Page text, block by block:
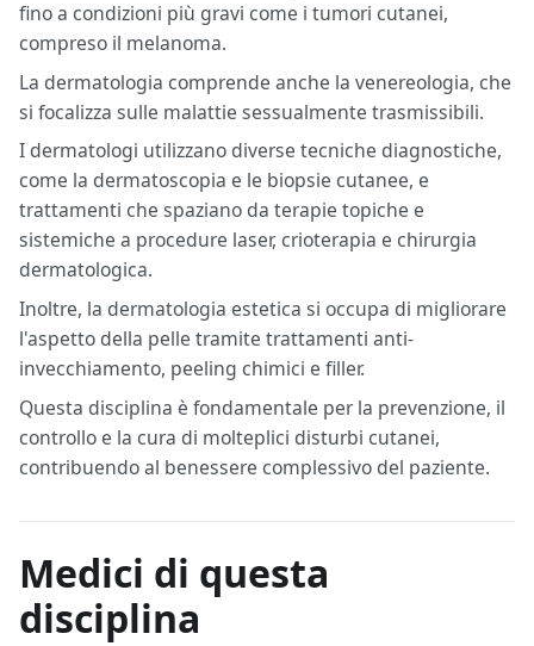
fino a condizioni più gravi come i tumori cutanei,
compreso il melanoma.
La dermatologia comprende anche la venereologia, che
si focalizza sulle malattie sessualmente trasmissibili.
I dermatologi utilizzano diverse tecniche diagnostiche,
come la dermatoscopia e le biopsie cutanee, e
trattamenti che spaziano da terapie topiche e
sistemiche a procedure laser, crioterapia e chirurgia
dermatologica.
Inoltre, la dermatologia estetica si occupa di migliorare
l'aspetto della pelle tramite trattamenti anti-
invecchiamento, peeling chimici e filler.
Questa disciplina è fondamentale per la prevenzione, il
controllo e la cura di molteplici disturbi cutanei,
contribuendo al benessere complessivo del paziente.
Medici di questa
disciplina